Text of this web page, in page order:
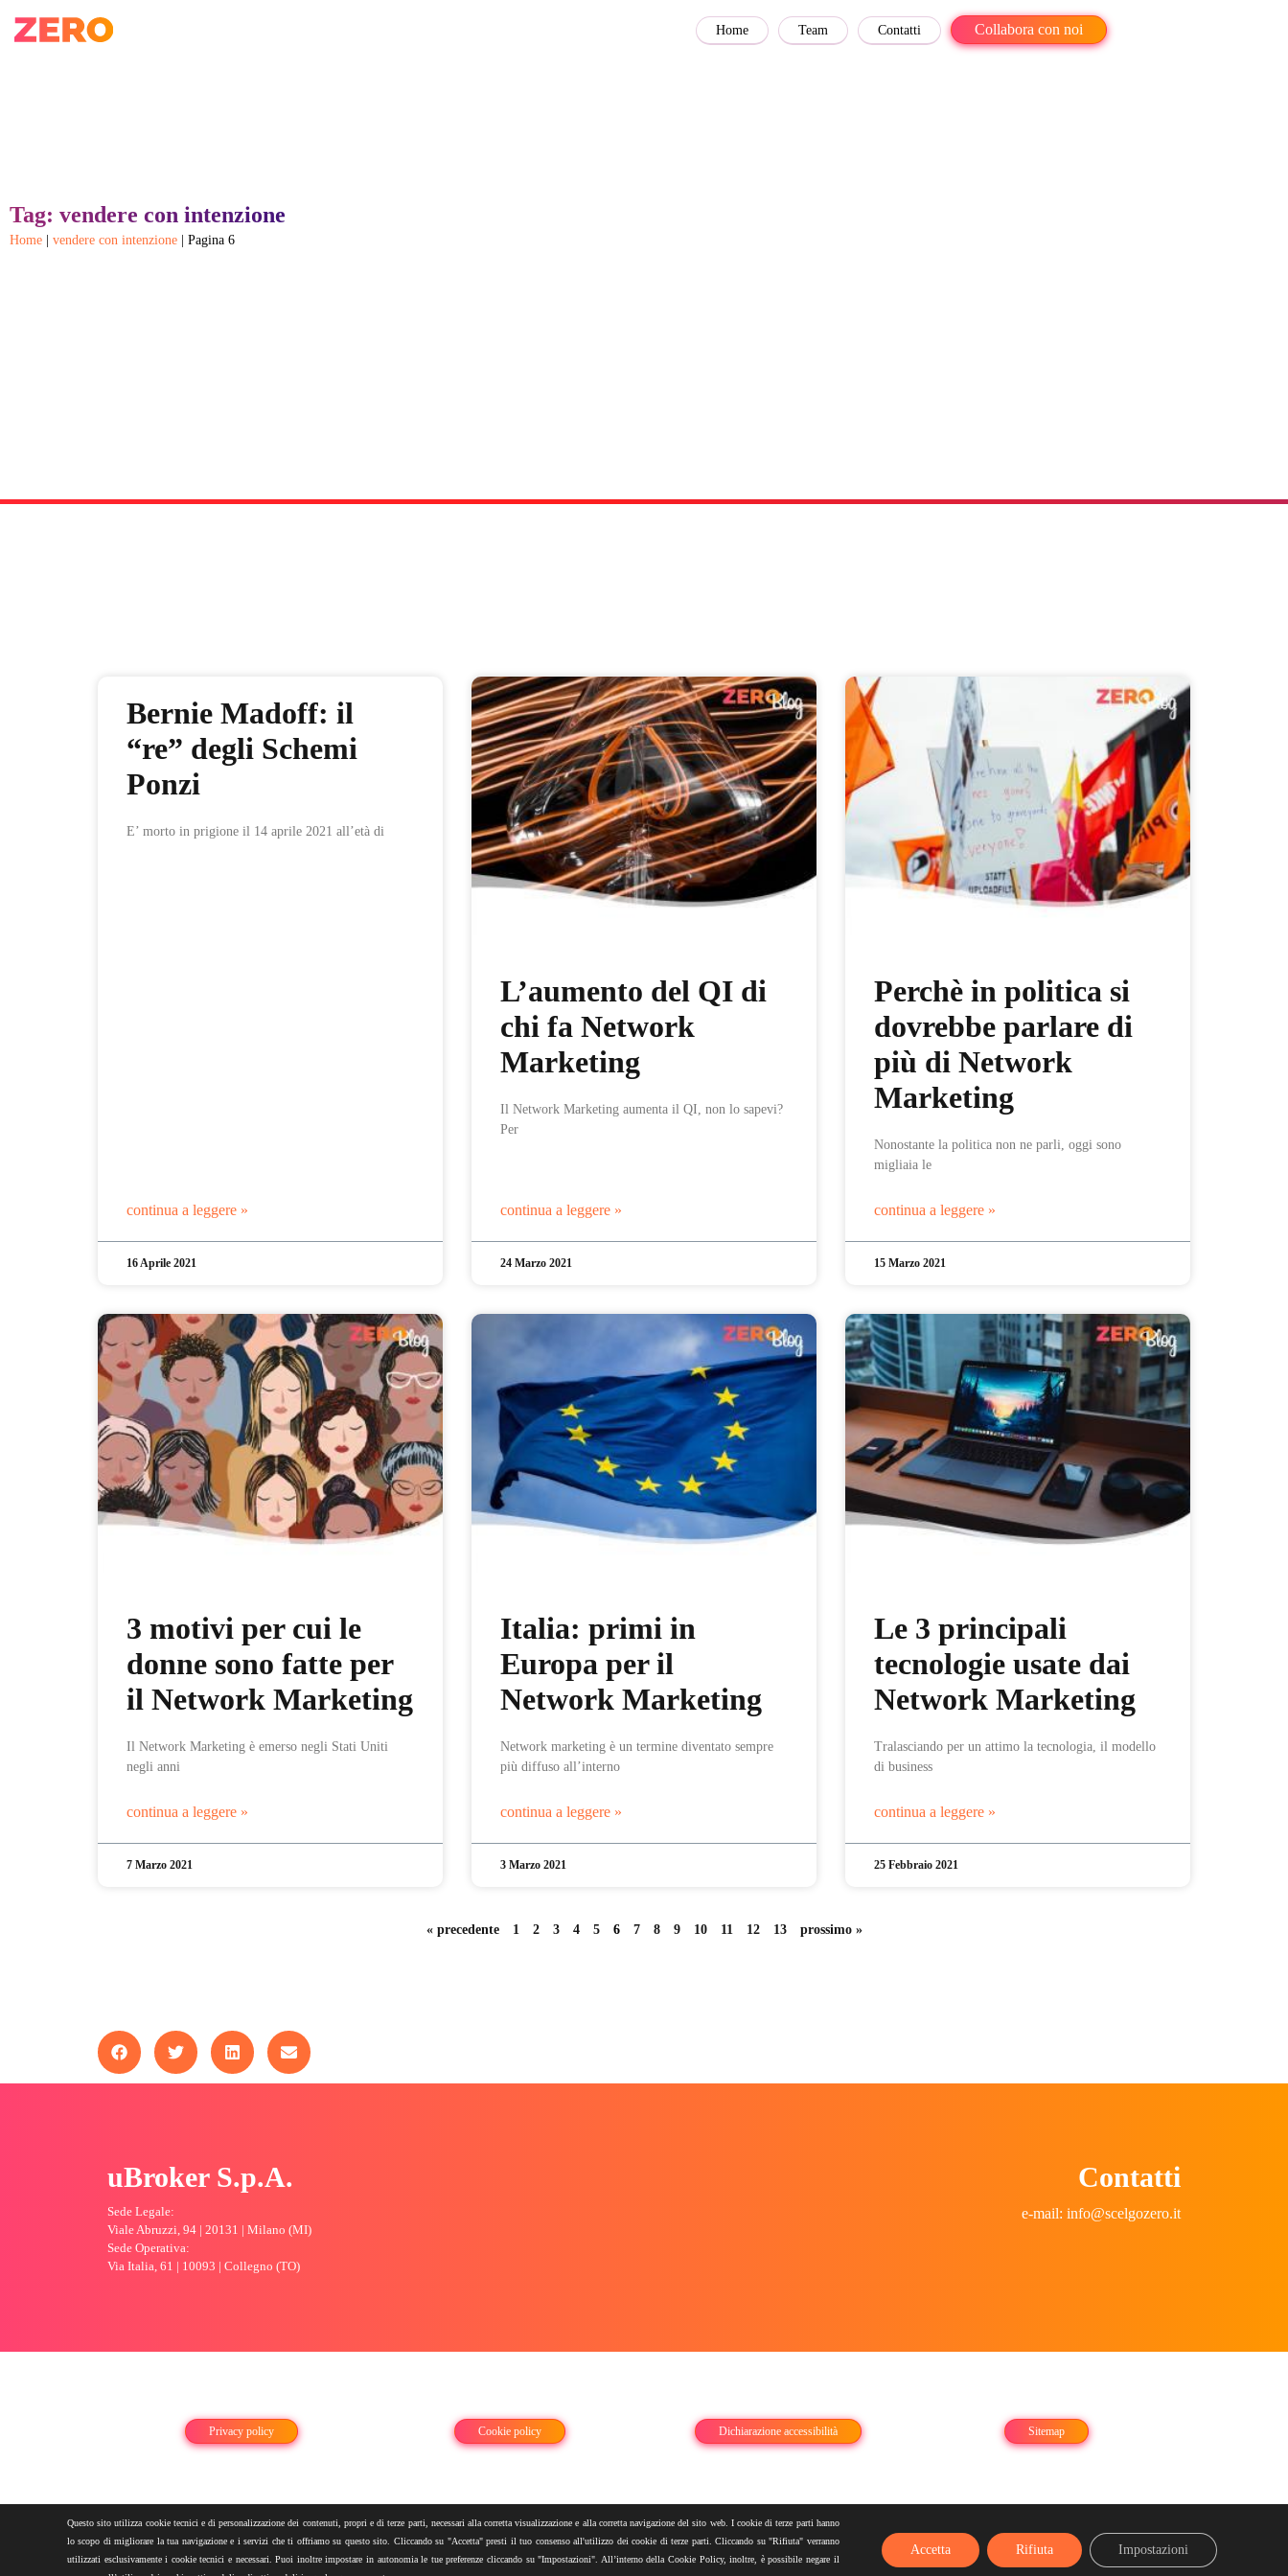
Home Team Contatti Collabora con noi
Tag: vendere con intenzione
Home vendere con intenzione Pagina 6
Bernie Madoff: il
“re” degli Schemi
Ponzi
E’ morto in prigione il 14 aprile 2021 all’età di
continua a leggere »
16 Aprile 2021
L’aumento del QI di
chi fa Network
Marketing
Il Network Marketing aumenta il QI, non lo sapevi?
Per
continua a leggere »
24 Marzo 2021
Perchè in politica si
dovrebbe parlare di
più di Network
Marketing
Nonostante la politica non ne parli, oggi sono
migliaia le
continua a leggere »
15 Marzo 2021
3 motivi per cui le
donne sono fatte per
il Network Marketing
Il Network Marketing è emerso negli Stati Uniti
negli anni
continua a leggere »
7 Marzo 2021
Italia: primi in
Europa per il
Network Marketing
Network marketing è un termine diventato sempre
più diffuso all’interno
continua a leggere »
3 Marzo 2021
Le 3 principali
tecnologie usate dai
Network Marketing
Tralasciando per un attimo la tecnologia, il modello
di business
continua a leggere »
25 Febbraio 2021
« precedente 1 2 3 4 5 6 7 8 9 10 11 12 13 prossimo »
uBroker S.p.A.
Sede Legale:
Viale Abruzzi, 94 | 20131 | Milano (MI)
Sede Operativa:
Via Italia, 61 | 10093 | Collegno (TO)
Contatti
e-mail: info@scelgozero.it
Privacy policy Cookie policy Dichiarazione accessibilità Sitemap
©ScelgoZero all rights reserved. P.iva: 11101970017 - REA: MI-2667242 - Cap. Sociale 10.000.000,00€ i.v.
Questo sito utilizza cookie tecnici e di personalizzazione dei contenuti, propri e di terze parti, necessari alla corretta visualizzazione e alla corretta navigazione del sito web. I cookie di terze parti hanno
lo scopo di migliorare la tua navigazione e i servizi che ti offriamo su questo sito. Cliccando su "Accetta" presti il tuo consenso all'utilizzo dei cookie di terze parti. Cliccando su "Rifiuta" verranno
utilizzati esclusivamente i cookie tecnici e necessari. Puoi inoltre impostare in autonomia le tue preferenze cliccando su "Impostazioni". All’interno della Cookie Policy, inoltre, è possibile negare il
Accetta Rifiuta Impostazioni